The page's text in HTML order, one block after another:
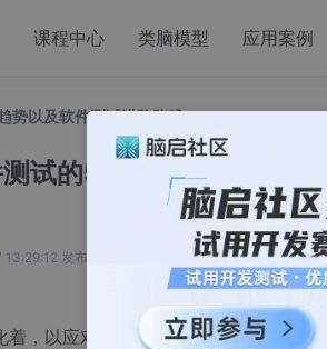
课程中心 类脑模型 应用案例
势以及软件测试进阶路线
试的5个主要趋势以及软
发布
，以应对市场挑战，满足日益成熟的